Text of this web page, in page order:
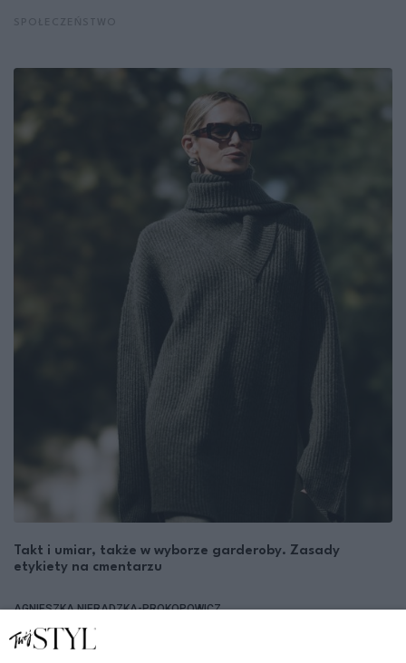
Takt i umiar, także w wyborze garderoby. Zasady
etykiety na cmentarzu
AGNIESZKA NIERADZKA-PROKOPOWICZ
SPOŁECZEŃSTWO